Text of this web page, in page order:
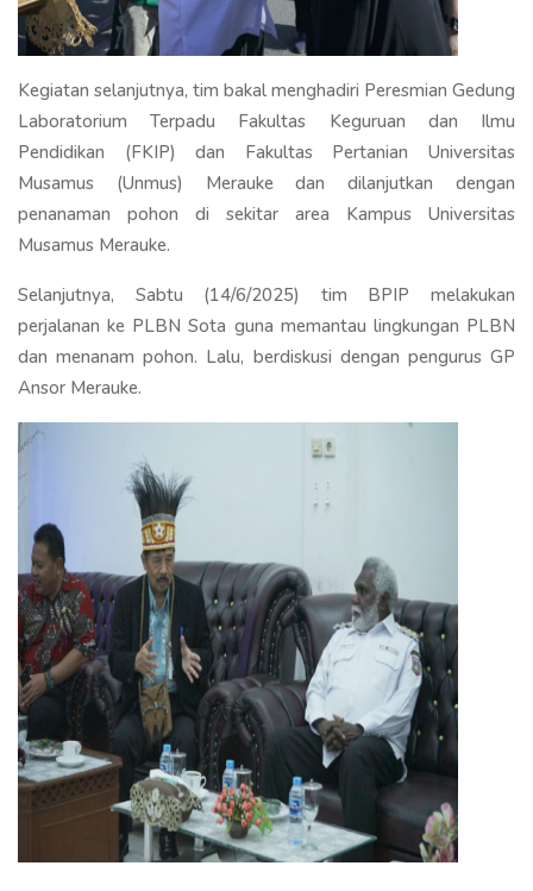
Kegiatan selanjutnya, tim bakal menghadiri Peresmian Gedung
Laboratorium Terpadu Fakultas Keguruan dan Ilmu
Pendidikan (FKIP) dan Fakultas Pertanian Universitas
Musamus (Unmus) Merauke dan dilanjutkan dengan
penanaman pohon di sekitar area Kampus Universitas
Musamus Merauke.
Selanjutnya, Sabtu (14/6/2025) tim BPIP melakukan
perjalanan ke PLBN Sota guna memantau lingkungan PLBN
dan menanam pohon. Lalu, berdiskusi dengan pengurus GP
Ansor Merauke.